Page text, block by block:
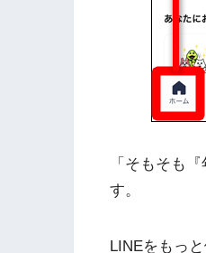
「そもそも
す。
LINEをもっと